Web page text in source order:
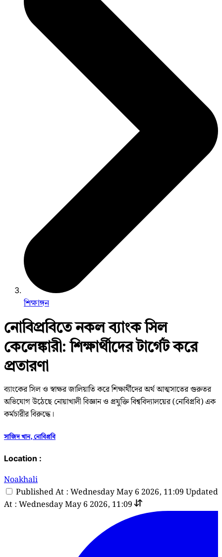
শিক্ষাঙ্গন
নোবিপ্রবিতে নকল ব্যাংক সিল
কেলেঙ্কারী: শিক্ষার্থীদের টার্গেট করে
প্রতারণা
ব্যাংকের সিল ও স্বাক্ষর জালিয়াতি করে শিক্ষার্থীদের অর্থ আত্মসাতের গুরুতর
অভিযোগ উঠেছে নোয়াখালী বিজ্ঞান ও প্রযুক্তি বিশ্ববিদ্যালয়ের (নোবিপ্রবি) এক
কর্মচারীর বিরুদ্ধে।
সাজিদ খান, নোবিপ্রবি
Location :
Noakhali
Published At : Wednesday May 6 2026, 11:09 Updated
At : Wednesday May 6 2026, 11:09